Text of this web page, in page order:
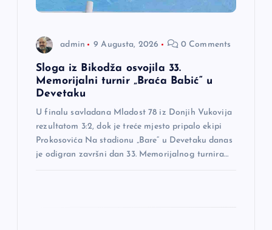
admin 9 Augusta, 2026 0 Comments
Sloga iz Bikodža osvojila 33.
Memorijalni turnir „Braća Babić“ u
Devetaku
U finalu savladana Mladost 78 iz Donjih Vukovija
rezultatom 3:2, dok je treće mjesto pripalo ekipi
Prokosovića Na stadionu „Bare“ u Devetaku danas
je odigran završni dan 33. Memorijalnog turnira…